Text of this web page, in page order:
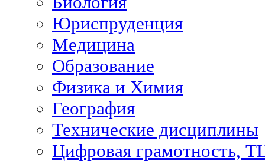
Юриспруденция
Медицина
Образование
Физика и Химия
География
Технические дисциплины
Цифровая грамотность,